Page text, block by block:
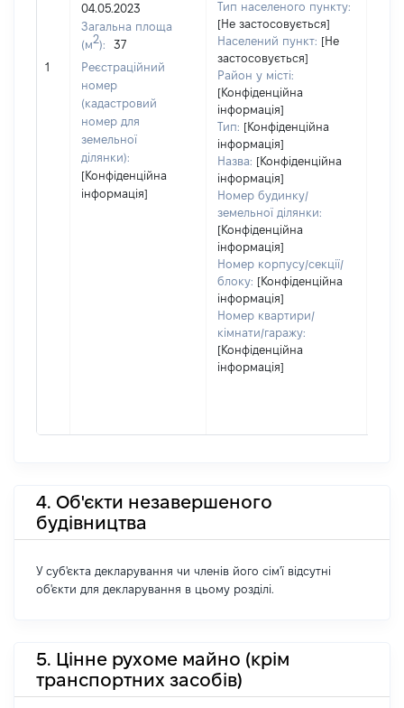
1
04.05.2023
Загальна площа
(м2):
37
Реєстраційний
номер
(кадастровий
номер для
земельної
ділянки):
[Конфіденційна
інформація]
Тип населеного пункту:
[Не застосовується]
Населений пункт: [Не
застосовується]
Район у місті:
[Конфіденційна
інформація]
Тип: [Конфіденційна
інформація]
Назва: [Конфіденційна
інформація]
Номер будинку/
земельної ділянки:
[Конфіденційна
інформація]
Номер корпусу/секції/
блоку: [Конфіденційна
інформація]
Номер квартири/
кімнати/гаражу:
[Конфіденційна
інформація]
4. Об'єкти незавершеного
будівництва
У суб'єкта декларування чи членів його сім'ї відсутні
об'єкти для декларування в цьому розділі.
5. Цінне рухоме майно (крім
транспортних засобів)